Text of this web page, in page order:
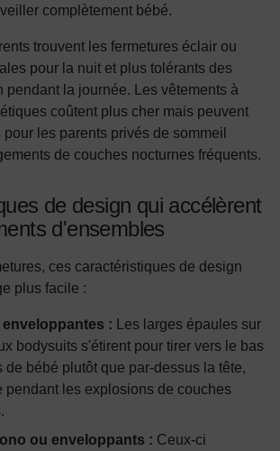
complètement bébé.
trouvent les fermetures éclair ou
pour la nuit et plus tolérants des
pendant la journée. Les vêtements à
coûtent plus cher mais peuvent
les parents privés de sommeil
de couches nocturnes fréquents.
de design qui accélèrent
d'ensembles
ces caractéristiques de design
plus facile :
: Les larges épaules sur
bodysuits s'étirent pour tirer vers le bas
de bébé plutôt que par-dessus la tête,
pendant les explosions de couches
ou enveloppants : Ceux-ci